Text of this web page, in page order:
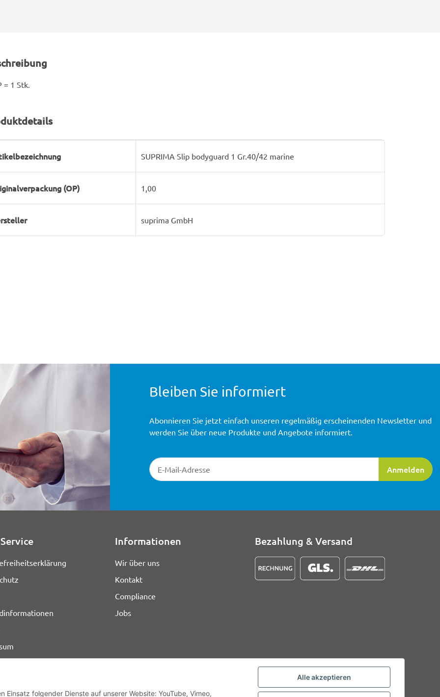
Alle akzeptieren
Einsatz folgender Dienste auf unserer Website: YouTube, Vimeo,
= 1 Stk.
SUPRIMA Slip bodyguard 1 Gr.40/42 marine
(OP) 1,00
suprima GmbH
Bleiben Sie informiert
Newsletter-Registrierung
Anmelden
Abonnieren Sie jetzt einfach unseren regelmäßig erscheinenden Newsletter und
werden Sie über neue Produkte und Angebote informiert.
Informationen
Wir über uns
Kontakt
Compliance
Jobs
Bezahlung & Versand